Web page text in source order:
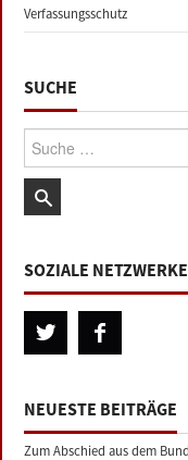
Verfassungsschutz
SUCHE
Suche:
SOZIALE NETZWERKE
NEUESTE BEITRÄGE
Zum Abschied aus dem